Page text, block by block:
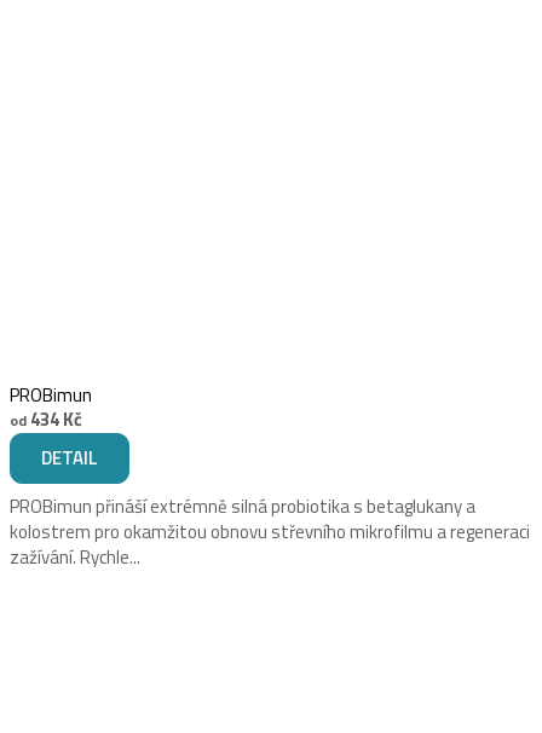
PROBimun
od 434 Kč
DETAIL
PROBimun přináší extrémně silná probiotika s betaglukany a
kolostrem pro okamžitou obnovu střevního mikrofilmu a regeneraci
zažívání. Rychle...